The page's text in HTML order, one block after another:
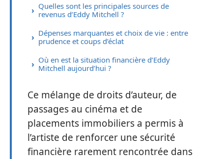
Quelles sont les principales sources de
revenus d’Eddy Mitchell ?
Dépenses marquantes et choix de vie : entre
prudence et coups d’éclat
Où en est la situation financière d’Eddy
Mitchell aujourd’hui ?
Ce mélange de droits d’auteur, de
passages au cinéma et de
placements immobiliers a permis à
l’artiste de renforcer une sécurité
financière rarement rencontrée dans